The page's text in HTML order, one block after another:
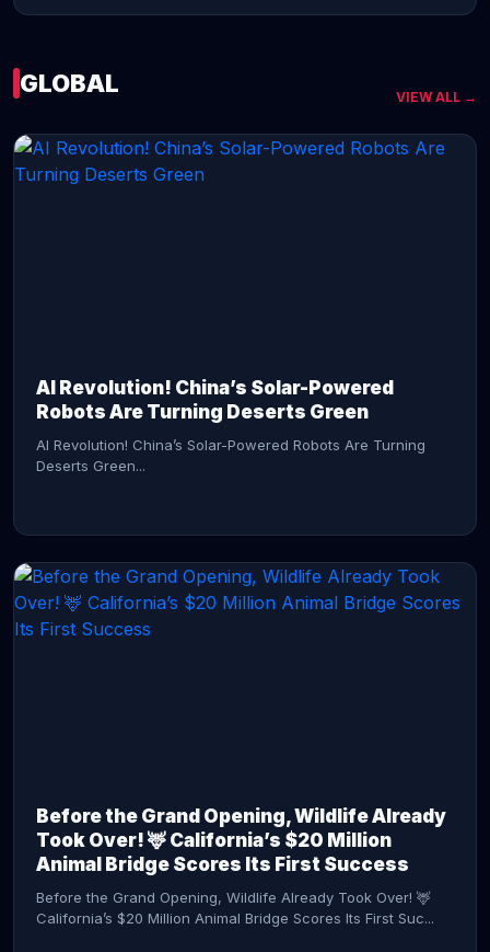
GLOBAL VIEW ALL →
AI Revolution! China’s Solar-Powered
Robots Are Turning Deserts Green
AI Revolution! China’s Solar-Powered Robots Are Turning
Deserts Green...
Before the Grand Opening, Wildlife Already
Took Over! 🦌 California’s $20 Million
Animal Bridge Scores Its First Success
Before the Grand Opening, Wildlife Already Took Over! 🦌
California’s $20 Million Animal Bridge Scores Its First Suc...